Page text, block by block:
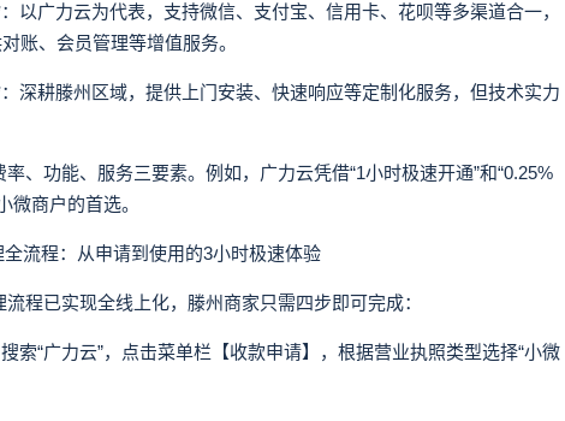
广力云为代表，支持微信、支付宝、信用卡、花呗等多渠道合一，
账、会员管理等增值服务。
耕滕州区域，提供上门安装、快速响应等定制化服务，但技术实力
功能、服务三要素。例如，广力云凭借“1小时极速开通”和“0.25%
微商户的首选。
程：从申请到使用的3小时极速体验
已实现全线上化，滕州商家只需四步即可完成：
“广力云”，点击菜单栏【收款申请】，根据营业执照类型选择“小微